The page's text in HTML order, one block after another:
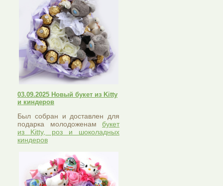
03.09.2025 Новый букет из Kitty
и киндеров
Был собран и доставлен для
подарка молодоженам букет
из Kitty, роз и шоколадных
киндеров